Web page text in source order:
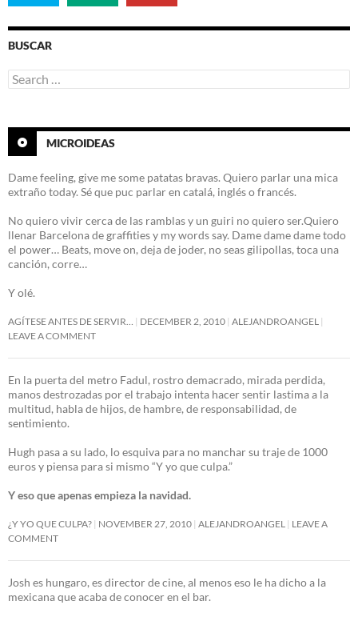
BUSCAR
Search
for:
MICROIDEAS
Dame feeling, give me some patatas bravas. Quiero parlar una mica
extraño today. Sé que puc parlar en catalá, inglés o francés.
No quiero vivir cerca de las ramblas y un guiri no quiero ser.Quiero
llenar Barcelona de graffities y my words say. Dame dame dame todo
el power… Beats, move on, deja de joder, no seas gilipollas, toca una
canción, corre…
Y olé.
AGÍTESE ANTES DE SERVIR… DECEMBER 2, 2010 ALEJANDROANGEL
LEAVE A COMMENT
En la puerta del metro Fadul, rostro demacrado, mirada perdida,
manos destrozadas por el trabajo intenta hacer sentir lastima a la
multitud, habla de hijos, de hambre, de responsabilidad, de
sentimiento.
Hugh pasa a su lado, lo esquiva para no manchar su traje de 1000
euros y piensa para si mismo “Y yo que culpa.”
Y eso que apenas empieza la navidad.
¿Y YO QUE CULPA? NOVEMBER 27, 2010 ALEJANDROANGEL
LEAVE A
COMMENT
Josh es hungaro, es director de cine, al menos eso le ha dicho a la
mexicana que acaba de conocer en el bar.